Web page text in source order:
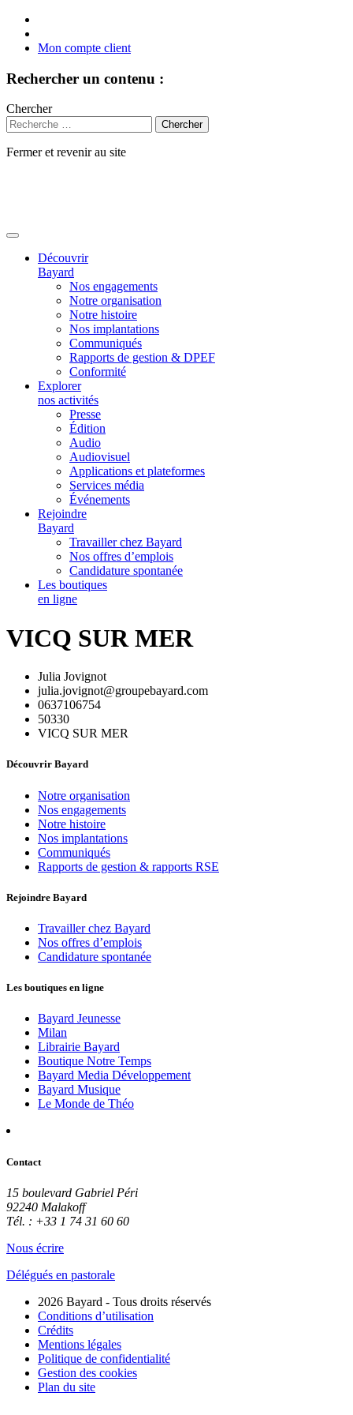
Mon compte client
Rechercher un contenu :
Chercher
Fermer et revenir au site
Découvrir
Bayard
Nos engagements
Notre organisation
Notre histoire
Nos implantations
Communiqués
Rapports de gestion & DPEF
Conformité
Explorer
nos activités
Presse
Édition
Audio
Audiovisuel
Applications et plateformes
Services média
Événements
Rejoindre
Bayard
Travailler chez Bayard
Nos offres d’emplois
Candidature spontanée
Les boutiques
en ligne
VICQ SUR MER
Julia Jovignot
julia.jovignot@groupebayard.com
0637106754
50330
VICQ SUR MER
Découvrir Bayard
Notre organisation
Nos engagements
Notre histoire
Nos implantations
Communiqués
Rapports de gestion & rapports RSE
Rejoindre Bayard
Travailler chez Bayard
Nos offres d’emplois
Candidature spontanée
Les boutiques en ligne
Bayard Jeunesse
Milan
Librairie Bayard
Boutique Notre Temps
Bayard Media Développement
Bayard Musique
Le Monde de Théo
Contact
15 boulevard Gabriel Péri
92240 Malakoff
Tél. : +33 1 74 31 60 60
Nous écrire
Délégués en pastorale
2026 Bayard - Tous droits réservés
Conditions d’utilisation
Crédits
Mentions légales
Politique de confidentialité
Gestion des cookies
Plan du site